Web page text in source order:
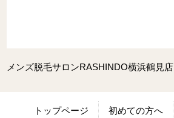
メンズ脱毛サロンRASHINDO横浜鶴見店
トップページ 初めての方へ